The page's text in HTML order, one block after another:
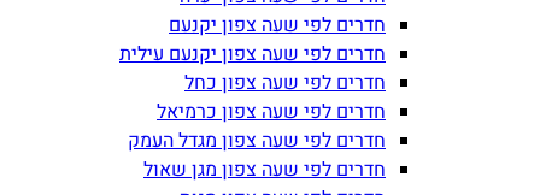
חדרים לפי שעה צפון יקנעם
חדרים לפי שעה צפון יקנעם עילית
חדרים לפי שעה צפון כחל
חדרים לפי שעה צפון כרמיאל
חדרים לפי שעה צפון מגדל העמק
חדרים לפי שעה צפון מגן שאול